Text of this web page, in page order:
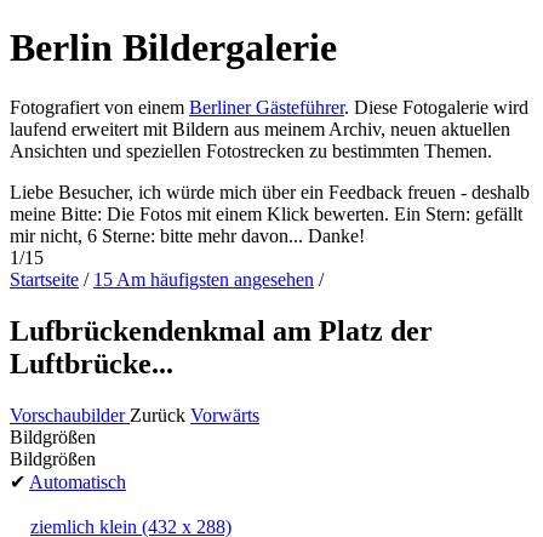
Berlin Bildergalerie
Fotografiert von einem Berliner Gästeführer. Diese Fotogalerie wird
laufend erweitert mit Bildern aus meinem Archiv, neuen aktuellen
Ansichten und speziellen Fotostrecken zu bestimmten Themen.
Liebe Besucher, ich würde mich über ein Feedback freuen - deshalb
meine Bitte: Die Fotos mit einem Klick bewerten. Ein Stern: gefällt
mir nicht, 6 Sterne: bitte mehr davon... Danke!
1/15
Startseite / 15 Am häufigsten angesehen /
Lufbrückendenkmal am Platz der
Luftbrücke...
Vorschaubilder Zurück Vorwärts
Bildgrößen
Bildgrößen
✔ Automatisch
ziemlich klein (432 x 288)